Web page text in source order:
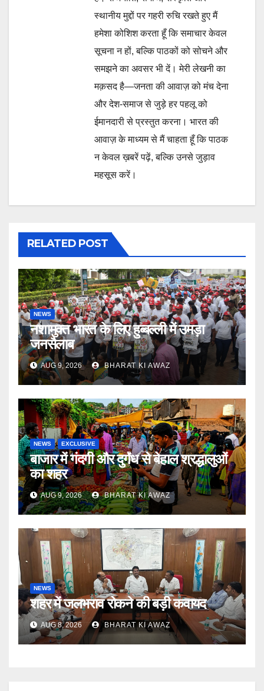
स्थानीय मुद्दों पर गहरी रुचि रखते हुए मैं
हमेशा कोशिश करता हूँ कि समाचार केवल
सूचना न हों, बल्कि पाठकों को सोचने और
समझने का अवसर भी दें। मेरी लेखनी का
मक़सद है—जनता की आवाज़ को मंच देना
और देश-समाज से जुड़े हर पहलू को
ईमानदारी से प्रस्तुत करना। भारत की
आवाज़ के माध्यम से मैं चाहता हूँ कि पाठक
न केवल ख़बरें पढ़ें, बल्कि उनसे जुड़ाव
महसूस करें।
RELATED POST
NEWS
नशामुक्त भारत के लिए हुब्बल्ली में उमड़ा
जनसैलाब
AUG 9, 2026 BHARAT KI AWAZ
NEWS EXCLUSIVE
बाजार में गंदगी और दुर्गंध से बेहाल श्रद्धालुओं
का शहर
AUG 9, 2026 BHARAT KI AWAZ
NEWS
शहर में जलभराव रोकने की बड़ी कवायद
AUG 8, 2026 BHARAT KI AWAZ